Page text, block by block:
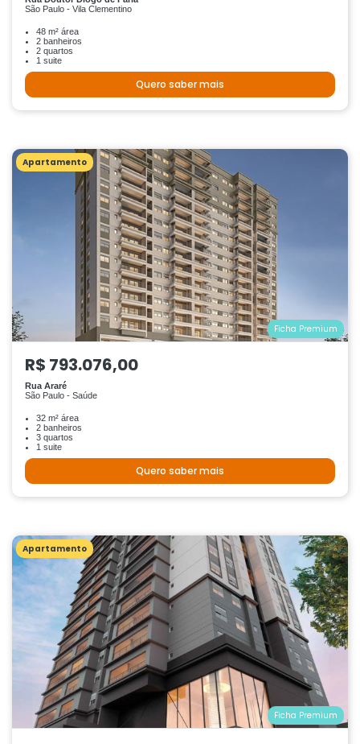
São Paulo - Vila Clementino
48 m² área
2 banheiros
2 quartos
1 suite
Quero saber mais
Apartamento
Ficha Premium
R$ 793.076,00
Rua Araré
São Paulo - Saúde
32 m² área
2 banheiros
3 quartos
1 suite
Quero saber mais
Apartamento
Ficha Premium